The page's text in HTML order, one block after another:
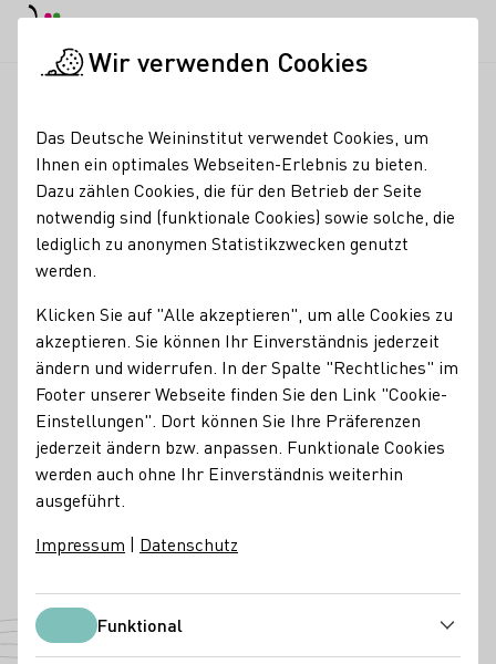
Weingut Lidy
Perlwein / Secco
Mitgliedschaften
Generation Riesling
Kontakt
Weingut Lidy
76833 Frankweiler Frankenburgstraße 6 Pfalz
Deutschland
Telefonnummer
E-Mail-Adresse
Zur Website
Angebaute Rebsorten
Wir verwenden Cookies
Das Deutsche Weininstitut verwendet Cookies, um
Ihnen ein optimales Webseiten-Erlebnis zu bieten.
Dazu zählen Cookies, die für den Betrieb der Seite
notwendig sind (funktionale Cookies) sowie solche, die
lediglich zu anonymen Statistikzwecken genutzt
werden.
Klicken Sie auf "Alle akzeptieren", um alle Cookies zu
akzeptieren. Sie können Ihr Einverständnis jederzeit
ändern und widerrufen. In der Spalte "Rechtliches" im
Footer unserer Webseite finden Sie den Link "Cookie-
Einstellungen". Dort können Sie Ihre Präferenzen
jederzeit ändern bzw. anpassen. Funktionale Cookies
werden auch ohne Ihr Einverständnis weiterhin
ausgeführt.
Impressum | Datenschutz
FunktionalFunktional